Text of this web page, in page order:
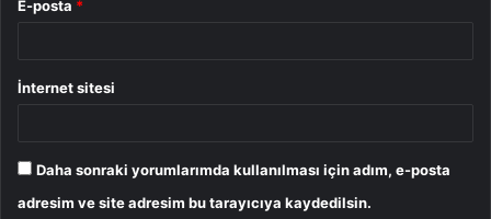
E-posta *
İnternet sitesi
Daha sonraki yorumlarımda kullanılması için adım, e-posta
adresim ve site adresim bu tarayıcıya kaydedilsin.